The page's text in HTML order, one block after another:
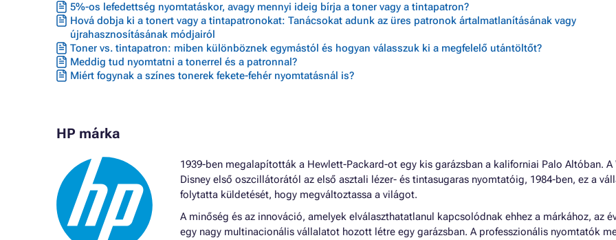
5%-os lefedettség nyomtatáskor, avagy mennyi ideig bírja a toner vagy a tintapatron?
Hová dobja ki a tonert vagy a tintapatronokat: Tanácsokat adunk az üres patronok ártalmatlanításának vagy
újrahasznosításának módjairól
Toner vs. tintapatron: miben különböznek egymástól és hogyan válasszuk ki a megfelelő utántöltőt?
Meddig tud nyomtatni a tonerrel és a patronnal?
Miért fogynak a színes tonerek fekete-fehér nyomtatásnál is?
HP márka
1939-ben megalapították a Hewlett-Packard-ot egy kis garázsban a kaliforniai Palo Altóban. A
Disney első oszcillátorától az első asztali lézer- és tintasugaras nyomtatóig, 1984-ben, ez a
folytatta küldetését, hogy megváltoztassa a világot.
A minőség és az innováció, amelyek elválaszthatatlanul kapcsolódnak ehhez a márkához, az
egy nagy multinacionális vállalatot hozott létre egy garázsban. A professzionális nyomtatók